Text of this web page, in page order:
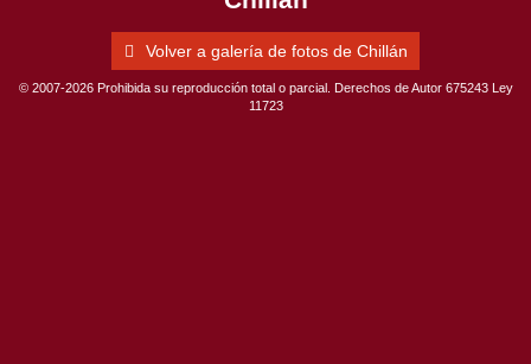
Volver a galería de fotos de Chillán
© 2007-2026 Prohibida su reproducción total o parcial. Derechos de Autor 675243 Ley
11723